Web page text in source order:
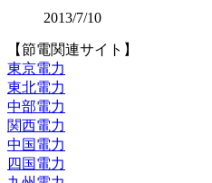
2013/7/10
【節電関連サイト】
東京電力
東北電力
中部電力
関西電力
中国電力
四国電力